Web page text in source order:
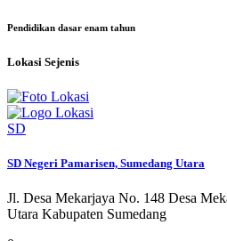
Pendidikan dasar enam tahun
Lokasi Sejenis
SD
SD Negeri Pamarisen, Sumedang Utara
Jl. Desa Mekarjaya No. 148 Desa
Utara Kabupaten Sumedang